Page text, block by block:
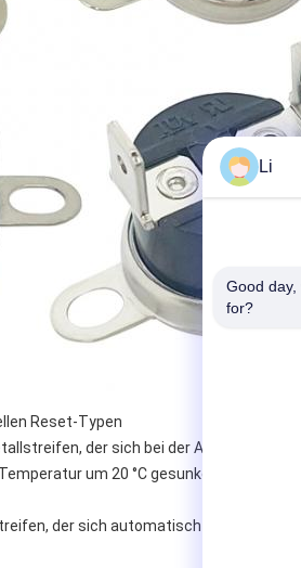
Reset-Typen
der sich bei der
um 20 °C gesunken ist. Zum
der sich automatisch wieder
Li
Good
for?